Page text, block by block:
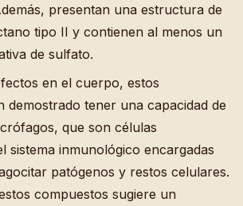
presentan una estructura de
tipo II y contienen al menos un
de sulfato.
en el cuerpo, estos
demostrado tener una capacidad de
que son células
sistema inmunológico encargadas
patógenos y restos celulares.
compuestos sugiere un